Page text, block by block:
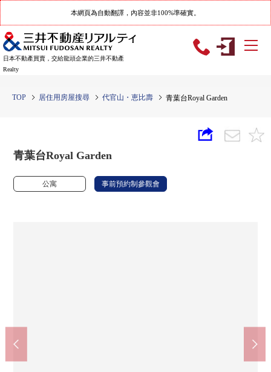
本網頁為自動翻譯，內容並非100%準確實。
日本不動產買賣，交給龍頭企業的三井不動產
Realty
TOP 居住用房屋搜尋 代官山・恵比壽 青葉台Royal Garden
青葉台Royal Garden
公寓 事前預約制參觀會